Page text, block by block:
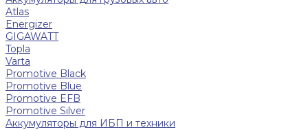
Atlas
Energizer
GIGAWATT
Topla
Varta
Promotive Black
Promotive Blue
Promotive EFB
Promotive Silver
Аккумуляторы для ИБП и техники